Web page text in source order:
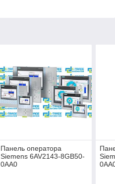
Панель оператора
Siemens 6AV2143-8GB50-
0AA0